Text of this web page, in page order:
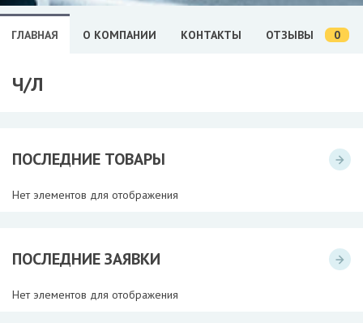
ГЛАВНАЯ О КОМПАНИИ КОНТАКТЫ ОТЗЫВЫ 0
Ч/Л
ПОСЛЕДНИЕ ТОВАРЫ
Нет элементов для отображения
ПОСЛЕДНИЕ ЗАЯВКИ
Нет элементов для отображения